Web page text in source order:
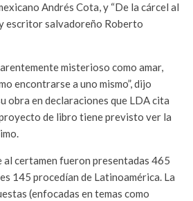
Andrés Cota, y “De la cárcel al
escritor salvadoreño Roberto
misterioso como amar,
encontrarse a uno mismo”, dijo
obra en declaraciones que LDA cita
de libro tiene previsto ver la
al certamen fueron presentadas 465
145 procedían de Latinoamérica. La
(enfocadas en temas como